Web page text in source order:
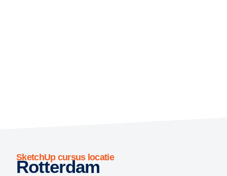
SketchUp cursus locatie
Rotterdam